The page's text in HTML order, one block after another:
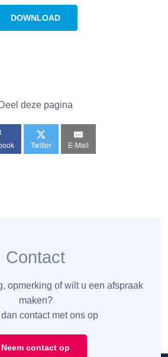
DOWNLOAD
Deel deze pagina
Twitter E-Mail
Contact
opmerking of wilt u een afspraak
maken?
contact met ons op
Neem contact op